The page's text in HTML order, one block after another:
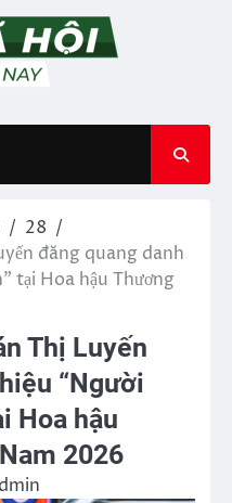
28
đăng quang danh
tại Hoa hậu Thương
Thị Luyến
“Người
Hoa hậu
2026